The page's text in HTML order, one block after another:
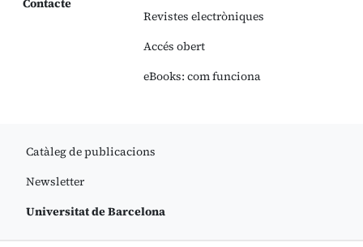
Contacte
Revistes electròniques
Accés obert
eBooks: com funciona
Catàleg de publicacions
Newsletter
Universitat de Barcelona